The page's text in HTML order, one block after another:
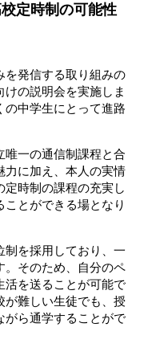
定時制の可能性
発信する取り組みの
の説明会を実施しま
の中学生にとって進路
一の通信制課程と合
力に加え、本人の実情
時制の課程の充実し
とができる場となり
を採用しており、一
。そのため、自分のペ
活を送ることが可能で
が難しい生徒でも、授
がら通学することがで